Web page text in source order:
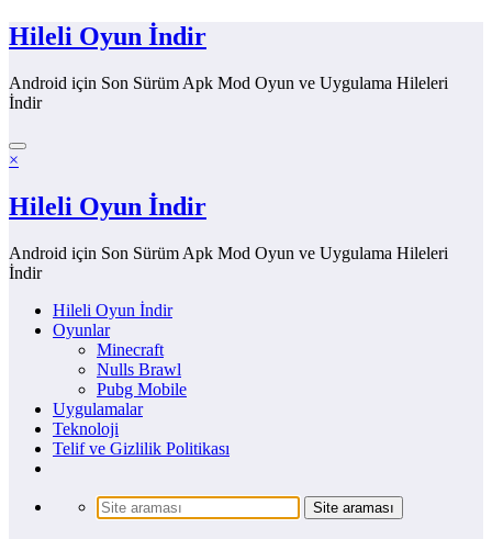
İçeriğe
atla
Hileli Oyun İndir
Android için Son Sürüm Apk Mod Oyun ve Uygulama Hileleri
İndir
×
Hileli Oyun İndir
Android için Son Sürüm Apk Mod Oyun ve Uygulama Hileleri
İndir
Hileli Oyun İndir
Oyunlar
Minecraft
Nulls Brawl
Pubg Mobile
Uygulamalar
Teknoloji
Telif ve Gizlilik Politikası